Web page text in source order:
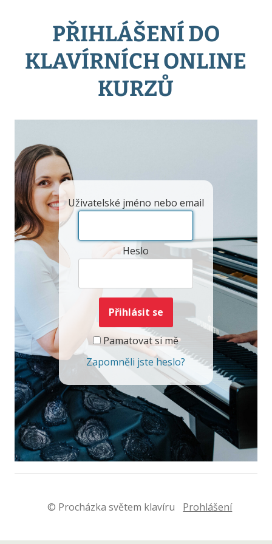
PŘIHLÁŠENÍ DO
KLAVÍRNÍCH ONLINE
KURZŮ
Uživatelské jméno nebo email
Heslo
Pamatovat si mě
Zapomněli jste heslo?
© Procházka světem klavíru Prohlášení